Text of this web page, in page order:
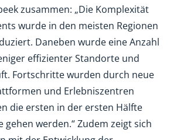
zusammen: „Die Komplexität
wurde in den meisten Regionen
Daneben wurde eine Anzahl
effizienter Standorte und
Fortschritte wurden durch neue
und Erlebniszentren
die ersten in der ersten Hälfte
gehen werden.“ Zudem zeigt sich